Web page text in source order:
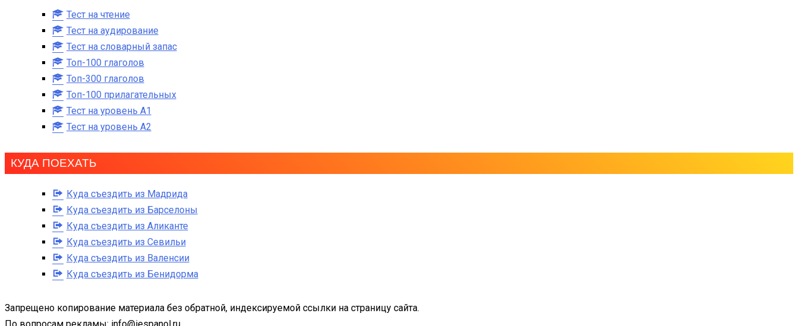
Тест на чтение
Тест на аудирование
Тест на словарный запас
Топ-100 глаголов
Топ-300 глаголов
Топ-100 прилагательных
Тест на уровень A1
Тест на уровень A2
КУДА ПОЕХАТЬ
Куда съездить из Мадрида
Куда съездить из Барселоны
Куда съездить из Аликанте
Куда съездить из Севильи
Куда съездить из Валенсии
Куда съездить из Бенидорма
Запрещено копирование материала без обратной, индексируемой ссылки на страницу сайта.